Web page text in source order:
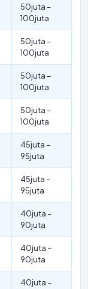
50juta –
100juta
50juta –
100juta
50juta –
100juta
50juta –
100juta
45juta –
95juta
45juta –
95juta
40juta –
90juta
40juta –
90juta
40juta –